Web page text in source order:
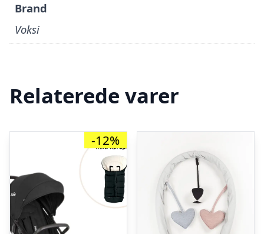
Brand
Voksi
Relaterede varer
-12%